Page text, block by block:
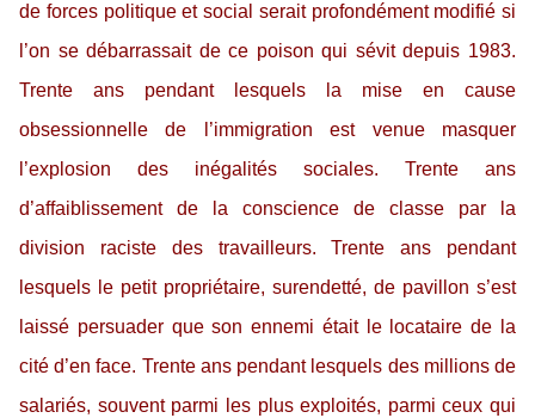
de forces politique et social serait profondément modifié si
l’on se débarrassait de ce poison qui sévit depuis 1983.
Trente ans pendant lesquels la mise en cause
obsessionnelle de l’immigration est venue masquer
l’explosion des inégalités sociales. Trente ans
d’affaiblissement de la conscience de classe par la
division raciste des travailleurs. Trente ans pendant
lesquels le petit propriétaire, surendetté, de pavillon s’est
laissé persuader que son ennemi était le locataire de la
cité d’en face. Trente ans pendant lesquels des millions de
salariés, souvent parmi les plus exploités, parmi ceux qui